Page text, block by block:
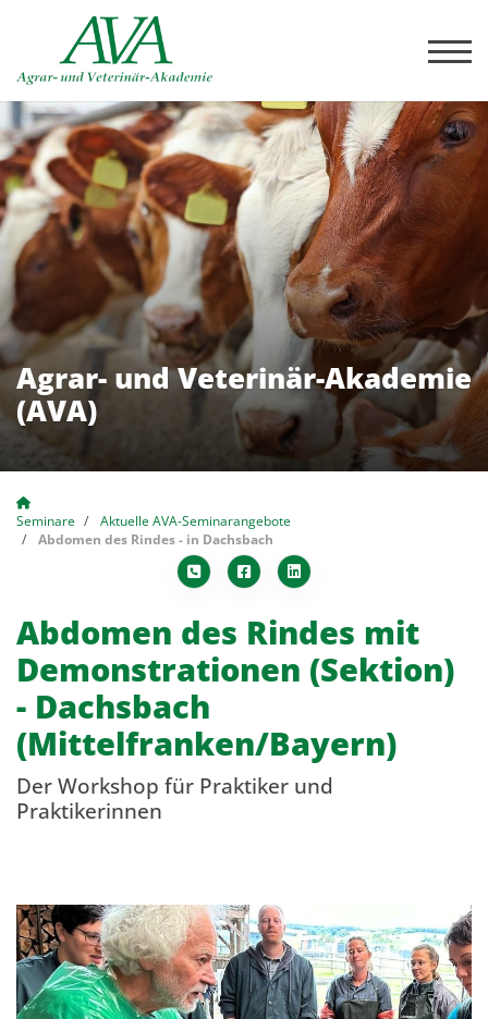
Agrar- und Veterinär-Akademie
(AVA)
Seminare
Aktuelle AVA-Seminarangebote
Abdomen des Rindes - in Dachsbach
Abdomen des Rindes mit
Demonstrationen (Sektion)
- Dachsbach
(Mittelfranken/Bayern)
Der Workshop für Praktiker und
Praktikerinnen